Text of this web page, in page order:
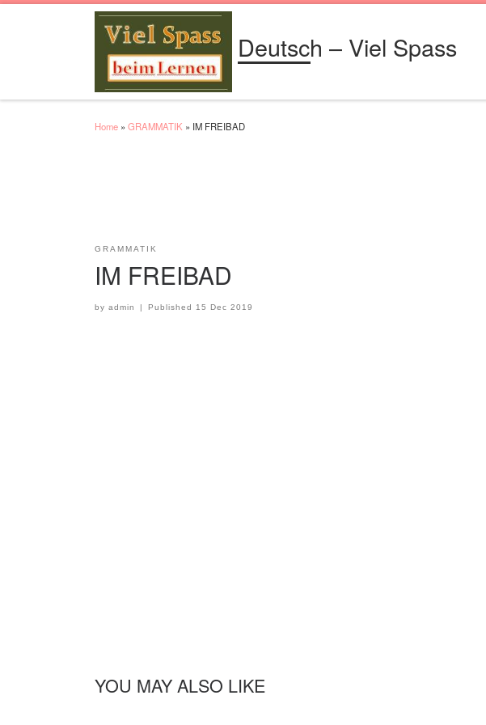
Deutsch – Viel Spass
Home » GRAMMATIK » IM FREIBAD
GRAMMATIK
IM FREIBAD
by admin | Published 15 Dec 2019
YOU MAY ALSO LIKE